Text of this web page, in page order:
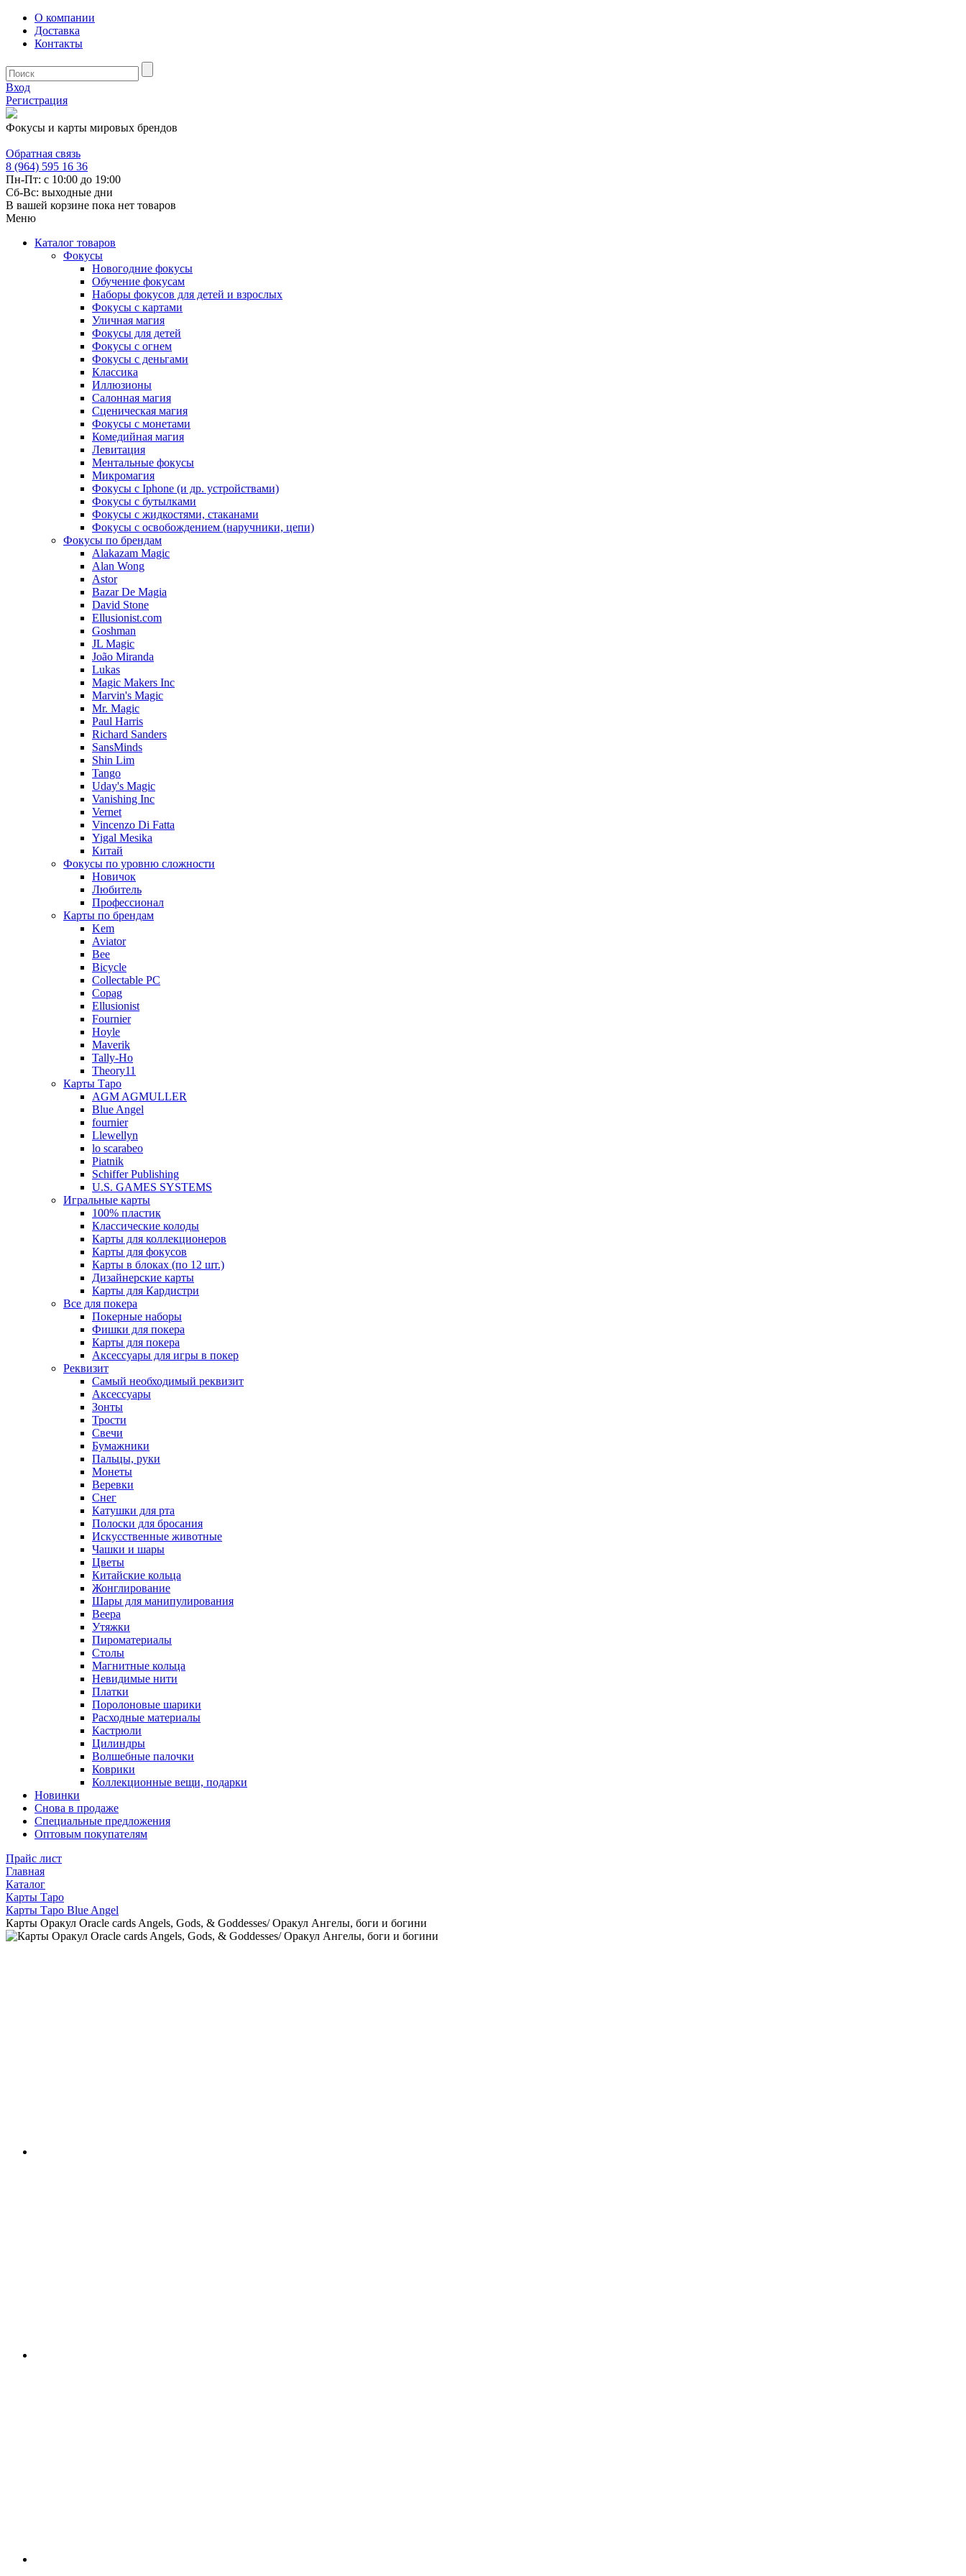
О компании
Доставка
Контакты
Вход
Регистрация
Фокусы и карты мировых брендов
Обратная связь
8 (964) 595 16 36
Пн-Пт: с 10:00 до 19:00
Сб-Вс: выходные дни
В вашей корзине пока нет товаров
Меню
Каталог товаров
Фокусы
Новогодние фокусы
Обучение фокусам
Наборы фокусов для детей и взрослых
Фокусы с картами
Уличная магия
Фокусы для детей
Фокусы с огнем
Фокусы с деньгами
Классика
Иллюзионы
Салонная магия
Сценическая магия
Фокусы с монетами
Комедийная магия
Левитация
Ментальные фокусы
Микромагия
Фокусы с Iphone (и др. устройствами)
Фокусы с бутылками
Фокусы с жидкостями, стаканами
Фокусы с освобождением (наручники, цепи)
Фокусы по брендам
Alakazam Magic
Alan Wong
Astor
Bazar De Magia
David Stone
Ellusionist.com
Goshman
JL Magic
João Miranda
Lukas
Magic Makers Inc
Marvin's Magic
Mr. Magic
Paul Harris
Richard Sanders
SansMinds
Shin Lim
Tango
Uday's Magic
Vanishing Inc
Vernet
Vincenzo Di Fatta
Yigal Mesika
Китай
Фокусы по уровню сложности
Новичок
Любитель
Профессионал
Карты по брендам
Kem
Aviator
Bee
Bicycle
Collectable PC
Copag
Ellusionist
Fournier
Hoyle
Maverik
Tally-Ho
Theory11
Карты Таро
AGM AGMULLER
Blue Angel
fournier
Llewellyn
lo scarabeo
Piatnik
Schiffer Publishing
U.S. GAMES SYSTEMS
Игральные карты
100% пластик
Классические колоды
Карты для коллекционеров
Карты для фокусов
Карты в блоках (по 12 шт.)
Дизайнерские карты
Карты для Кардистри
Все для покера
Покерные наборы
Фишки для покера
Карты для покера
Аксессуары для игры в покер
Реквизит
Самый необходимый реквизит
Аксессуары
Зонты
Трости
Свечи
Бумажники
Пальцы, руки
Монеты
Веревки
Снег
Катушки для рта
Полоски для бросания
Искусственные животные
Чашки и шары
Цветы
Китайские кольца
Жонглирование
Шары для манипулирования
Веера
Утяжки
Пироматериалы
Столы
Магнитные кольца
Невидимые нити
Платки
Поролоновые шарики
Расходные материалы
Кастрюли
Цилиндры
Волшебные палочки
Коврики
Коллекционные вещи, подарки
Новинки
Снова в продаже
Специальные предложения
Оптовым покупателям
Прайс лист
Главная
Каталог
Карты Таро
Карты Таро Blue Angel
Карты Оракул Oracle cards Angels, Gods, & Goddesses/ Оракул Ангелы, боги и богини